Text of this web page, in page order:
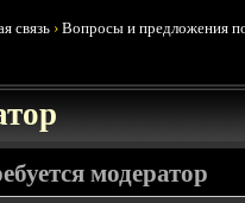
связь ›Вопросы и предложения
модератор